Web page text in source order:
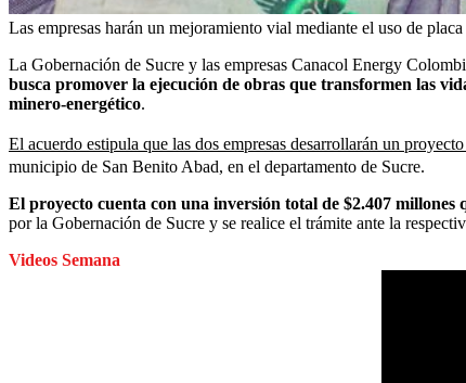
Las empresas harán un mejoramiento vial mediante el uso de
La Gobernación de Sucre y las empresas Canacol Energy
busca promover la ejecución de obras que transformen las
minero-energético.
El acuerdo estipula que las dos empresas desarrollarán un
municipio de San Benito Abad, en el departamento de Sucre.
El proyecto cuenta con una inversión total de $2.407 millones
por la Gobernación de Sucre y se realice el trámite ante la
Videos Semana